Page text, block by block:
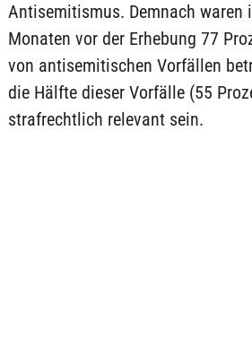
Antisemitismus. Demnach waren
Monaten vor der Erhebung 77
von antisemitischen Vorfällen
die Hälfte dieser Vorfälle (55
strafrechtlich relevant sein.